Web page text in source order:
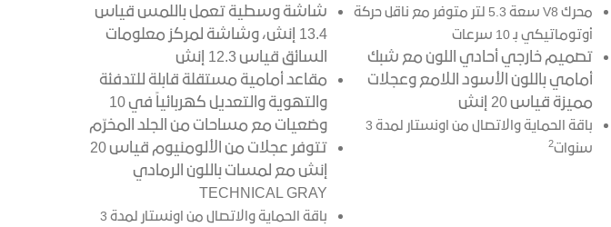
محرك V8 سعة 5.3 لتر متوفر مع ناقل حركة
أوتوماتيكي بـ 10 سرعات
تصميم خارجي أحادي اللون مع شبك
أمامي باللون الأسود اللامع وعجلات
مميزة قياس 20 إنش
باقة الحماية والاتصال من اونستار لمدة 3
سنوات2
شاشة وسطية تعمل باللمس قياس
13.4 إنش، وشاشة لمركز معلومات
السائق قياس 12.3 إنش
مقاعد أمامية مستقلة قابلة للتدفئة
والتهوية والتعديل كهربائياً في 10
وضعيات مع مساحات من الجلد المخرّم
تتوفر عجلات من الألومنيوم قياس 20
إنش مع لمسات باللون الرمادي
TECHNICAL GRAY
باقة الحماية والاتصال من اونستار لمدة 3